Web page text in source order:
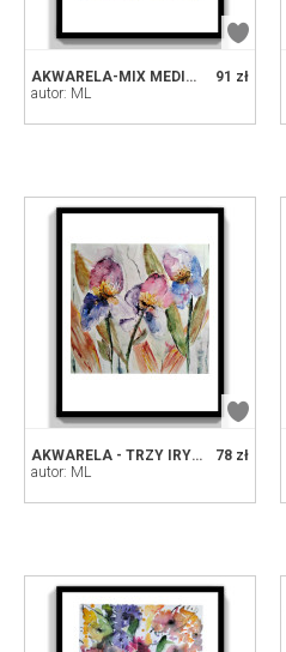
91 zł
AKWARELA-MIX MEDIA - AMARYLIS
autor: ML
78 zł
AKWARELA - TRZY IRYSY
autor: ML